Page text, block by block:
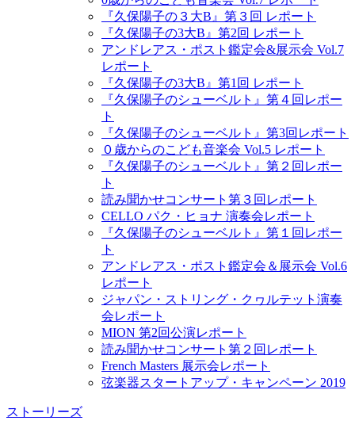
『久保陽子の３大B』第３回 レポート
『久保陽子の3大B』第2回 レポート
アンドレアス・ポスト鑑定会&展示会 Vol.7
レポート
『久保陽子の3大B』第1回 レポート
『久保陽子のシューベルト』第４回レポー
ト
『久保陽子のシューベルト』第3回レポート
０歳からのこども音楽会 Vol.5 レポート
『久保陽子のシューベルト』第２回レポー
ト
読み聞かせコンサート第３回レポート
CELLO パク・ヒョナ 演奏会レポート
『久保陽子のシューベルト』第１回レポー
ト
アンドレアス・ポスト鑑定会＆展示会 Vol.6
レポート
ジャパン・ストリング・クヮルテット演奏
会レポート
MION 第2回公演レポート
読み聞かせコンサート第２回レポート
French Masters 展示会レポート
弦楽器スタートアップ・キャンペーン 2019
ストーリーズ